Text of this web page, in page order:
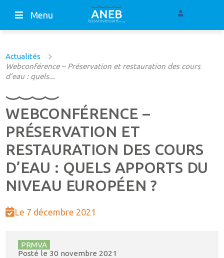
Menu
Actualités
Webconférence – Préservation et restauration des cours
d’eau : quels...
WEBCONFÉRENCE –
PRÉSERVATION ET
RESTAURATION DES COURS
D’EAU : QUELS APPORTS DU
NIVEAU EUROPÉEN ?
Le 7 décembre 2021
PRMVA
Posté le 30 novembre 2021